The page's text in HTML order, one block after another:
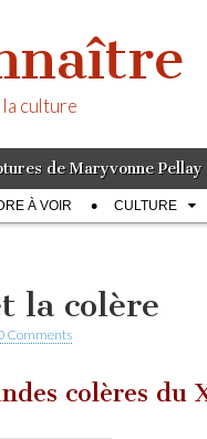
culture
de Maryvonne Pellay
À VOIR CULTURE
la colère
Comments
colères du